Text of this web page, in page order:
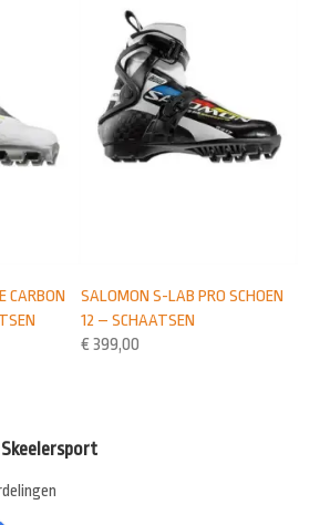
SALOMON S-LAB PRO SCHOEN
12 – SCHAATSEN
€ 399,00
CARBON